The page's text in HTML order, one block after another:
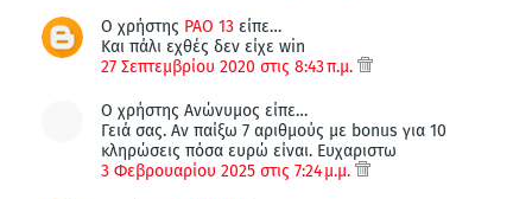
Ο χρήστης PAO 13 είπε…
Και πάλι εχθές δεν είχε win
27 Σεπτεμβρίου 2020 στις 8:43 π.μ.
Ο χρήστης Ανώνυμος είπε…
Γειά σας. Αν παίξω 7 αριθμούς με bonus για 10
κληρώσεις πόσα ευρώ είναι. Ευχαριστω
3 Φεβρουαρίου 2025 στις 7:24 μ.μ.